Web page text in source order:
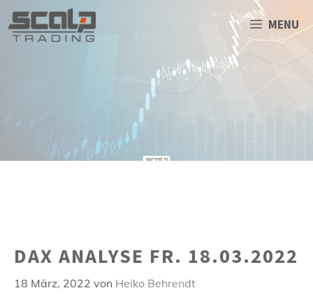
Inhalt
springen
MENU
DAX ANALYSE FR. 18.03.2022
18 März, 2022 von Heiko Behrendt